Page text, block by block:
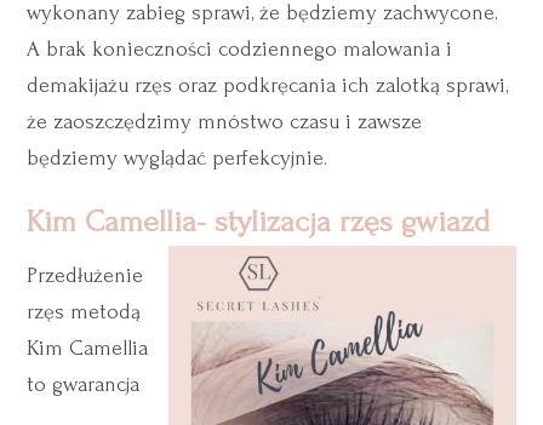
wykonany zabieg sprawi, że będziemy zachwycone.
A brak konieczności codziennego malowania i
demakijażu rzęs oraz podkręcania ich zalotką sprawi,
że zaoszczędzimy mnóstwo czasu i zawsze
będziemy wyglądać perfekcyjnie.
Kim Camellia- stylizacja rzęs gwiazd
Przedłużenie
rzęs metodą
Kim Camellia
to gwarancja